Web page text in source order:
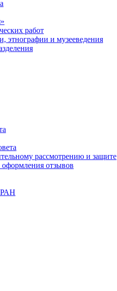
работ
этнографии и музееведения
рассмотрению и защите
отзывов